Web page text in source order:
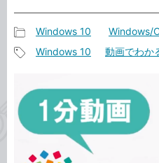
事
テ
リ
Windows 10 Windows/
タ
Windows 10 動画でわか